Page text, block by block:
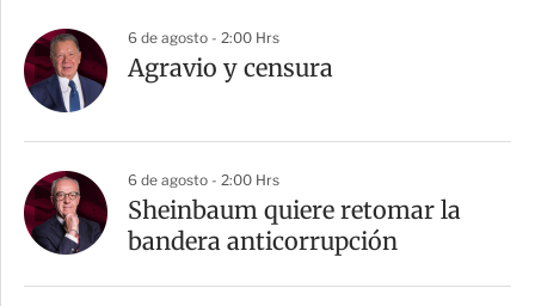
6 de agosto - 2:00 Hrs
Agravio y censura
6 de agosto - 2:00 Hrs
Sheinbaum quiere retomar la
bandera anticorrupción